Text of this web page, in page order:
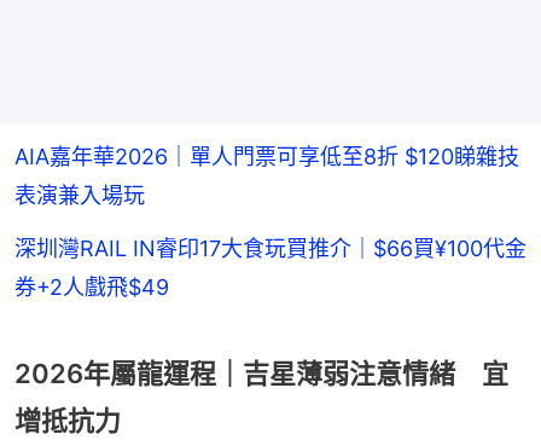
AIA嘉年華2026｜單人門票可享低至8折 $120睇雜技
表演兼入場玩
深圳灣RAIL IN睿印17大食玩買推介｜$66買¥100代金
券+2人戲飛$49
2026年屬龍運程｜吉星薄弱注意情緒 宜
增抵抗力